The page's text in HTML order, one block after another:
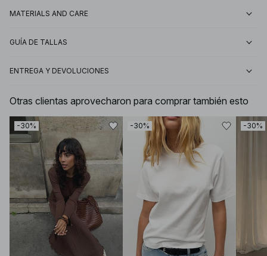
MATERIALS AND CARE
GUÍA DE TALLAS
ENTREGA Y DEVOLUCIONES
Otras clientas aprovecharon para comprar también esto
-30% -30% -30%